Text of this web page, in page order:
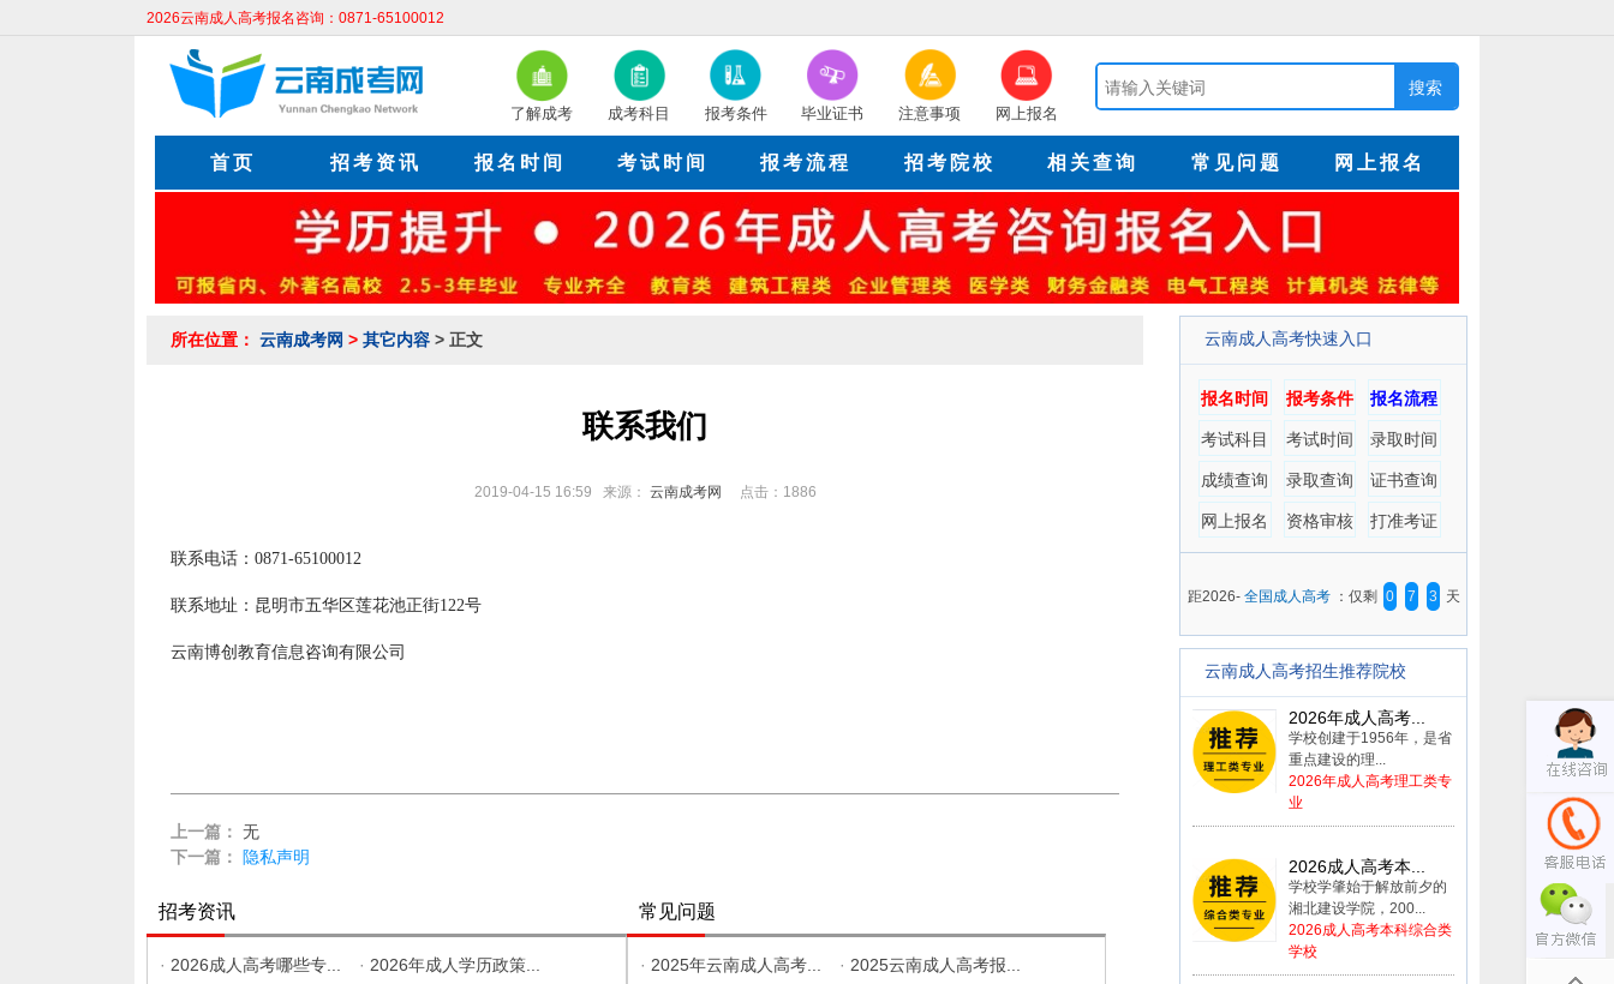
2026云南成人高考报名咨询：0871-65100012
了解成考 成考科目 报考条件 毕业证书 注意事项 网上报名
首页 招考资讯 报名时间 考试时间 报考流程 招考院校 相关查询 常见问题 网上报名
所在位置： 云南成考网 > 其它内容 > 正文
联系我们
2019-04-15 16:59 来源： 云南成考网 点击： 1886
者
云
成
联系电话：0871-65100012
联系地址：昆明市五华区莲花池正街122号
云南博创教育信息咨询有限公司
上一篇： 无
下一篇： 隐私声明
招考资讯
· 2026成人高考哪些专... · 2026年成人学历政策...
常见问题
· 2025年云南成人高考... · 2025云南成人高考报...
云南成人高考快速入口
报名时间 报考条件 报名流程
考试科目 考试时间 录取时间
成绩查询 录取查询 证书查询
网上报名 资格审核 打准考证
距2026- 全国成人高考 ：仅剩 0 7 3 天
云南成人高考招生推荐院校
2026年成人高考...
学校创建于1956年，是省
重点建设的理...
2026年成人高考理工类专
业
2026成人高考本...
学校学肇始于解放前夕的
湘北建设学院，200...
2026成人高考本科综合类
学校